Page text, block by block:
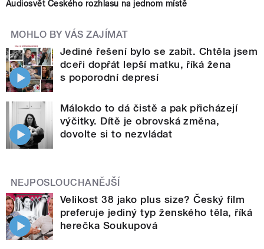
Audiosvět Českého rozhlasu na jednom místě
MOHLO BY VÁS ZAJÍMAT
Jediné řešení bylo se zabít. Chtěla jsem
dceři dopřát lepší matku, říká žena
s poporodní depresí
Málokdo to dá čistě a pak přicházejí
výčitky. Dítě je obrovská změna,
dovolte si to nezvládat
NEJPOSLOUCHANĚJŠÍ
Velikost 38 jako plus size? Český film
preferuje jediný typ ženského těla, říká
herečka Soukupová